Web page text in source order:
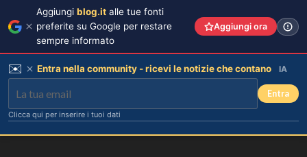
Aggiungi blog.it alle tue fonti
preferite su Google per restare
sempre informato
Aggiungi ora
✉️ Entra nella community - ricevi le notizie che contano IA
Entra
Clicca qui per inserire i tuoi dati